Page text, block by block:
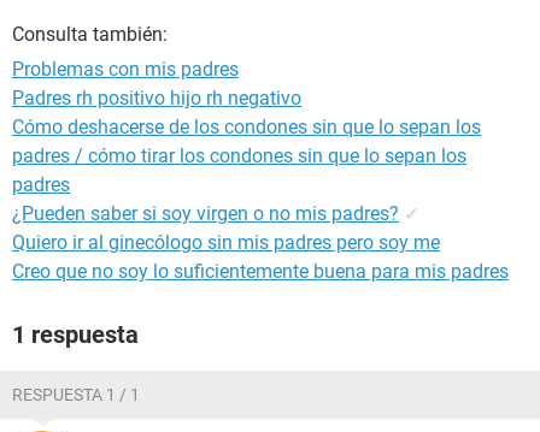
tosca, es tan predecible: sus periodos de buen humor nunca
duran ya que siempre viene con un desquite hacia mi, no se
cuales serán sus circunstancias (para variar ni me cuenta)
por lo cual le he perdido poco a poco el interés. Al parecer
ella cree que en cuanto mas mayor yo sea menos atención
necesito ya que centra toda su energía y buen humor a la
menor justificándose conmigo diciendo que hace los
deberes de la casa como muestra de cariño. (Como si yo no
ayudara en casa)
Fue recién en los últimos meses que la convivencia se hizo
realmente incomoda para mi, lo cual empeora el cuadro de
padre menosprecia. He tenido que empezar a tomar
medidas para estar relajada en mi día a día como hacer
conversar con mi madre hasta me parece irreal. Siempre usa
Consulta también:
Problemas con mis padres
Padres rh positivo hijo rh negativo
Cómo deshacerse de los condones sin que lo sepan los
padres / cómo tirar los condones sin que lo sepan los
padres
¿Pueden saber si soy virgen o no mis padres? ✓
Quiero ir al ginecólogo sin mis padres pero soy me
Creo que no soy lo suficientemente buena para mis padres
1 respuesta
RESPUESTA 1 / 1